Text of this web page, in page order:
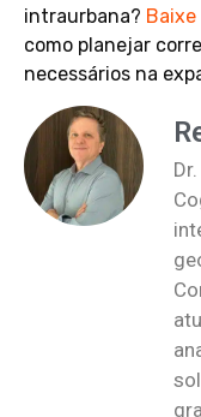
intraurbana?
como planejar
necessários na